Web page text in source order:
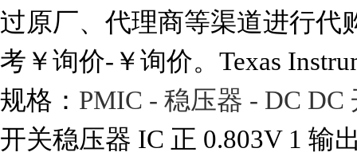
过原厂、代理商等渠道进行代
考￥询价-￥询价。Texas
规格： PMIC - 稳压器 - DC DC
开关稳压器 IC 正 0.803V 1 输